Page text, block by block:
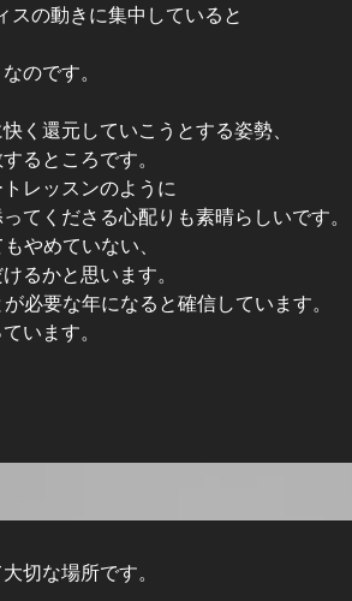
スの動きに集中していると
のです。
く還元していこうとする姿勢、
るところです。
レッスンのように
てくださる心配りも素晴らしいです。
やめていない、
るかと思います。
必要な年になると確信しています。
います。
切な場所です。